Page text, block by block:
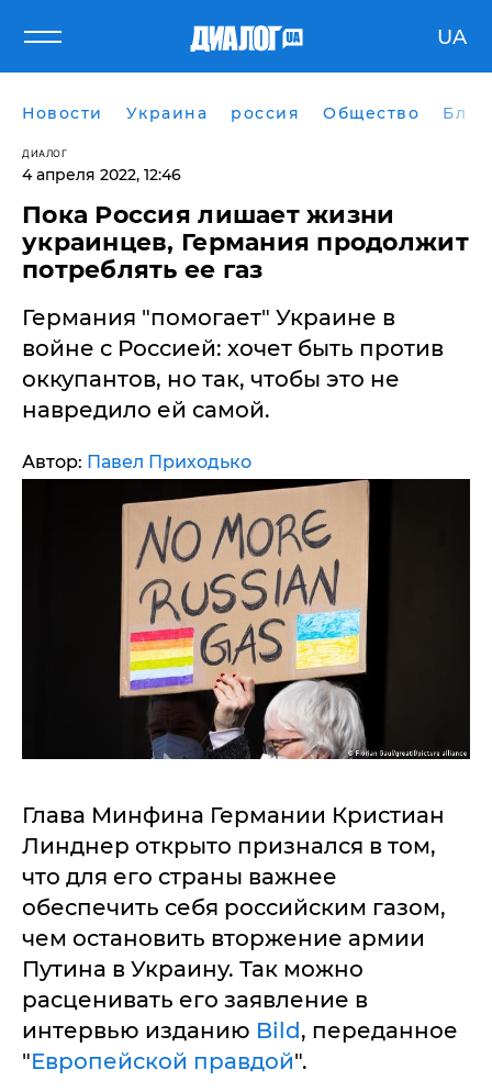
UA
Новости Украина россия Общество
ДИАЛОГ
4 апреля 2022, 12:46
Пока Россия лишает жизни
украинцев, Германия продолжит
потреблять ее газ
Германия "помогает" Украине в
войне с Россией: хочет быть против
оккупантов, но так, чтобы это не
навредило ей самой.
Автор: Павел Приходько
Глава Минфина Германии Кристиан
Линднер открыто признался в том,
что для его страны важнее
обеспечить себя российским газом,
чем остановить вторжение армии
Путина в Украину. Так можно
расценивать его заявление в
интервью изданию Bild, переданное
"Европейской правдой".